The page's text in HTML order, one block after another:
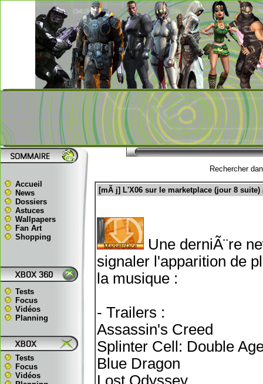
Accueil
News
Dossiers
Astuces
Wallpapers
Fan Art
Shopping
Tests
Focus
Vidéos
Planning
Tests
Focus
Vidéos
Rechercher
[mÃ j] L'X06 sur le marketplace (jour 8 suite)
Une derniÃ¨re
signaler l'apparition de
la musique :
- Trailers :
Assassin's Creed
Splinter Cell: Double
Blue Dragon
Lost Odyssey